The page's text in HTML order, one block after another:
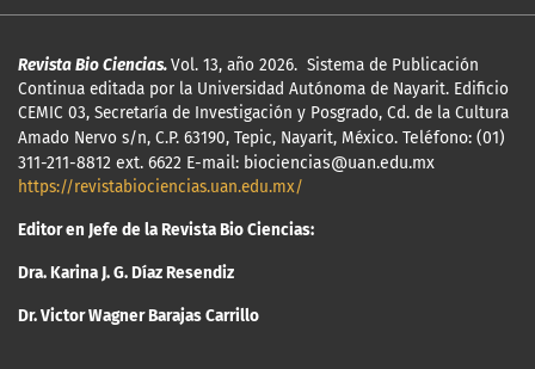
Revista Bio Ciencias.Vol. 13, año 2026. Sistema de Publicación
Continua editada por la Universidad Autónoma de Nayarit. Edificio
CEMIC 03, Secretaría de Investigación y Posgrado, Cd. de la Cultura
Amado Nervo s/n, C.P. 63190, Tepic, Nayarit, México. Teléfono: (01)
311-211-8812 ext. 6622 E-mail: biociencias@uan.edu.mx
https://revistabiociencias.uan.edu.mx/
Editor en Jefe de la Revista Bio Ciencias:
Dra. Karina J. G. Díaz Resendiz
Dr. Victor Wagner Barajas Carrillo